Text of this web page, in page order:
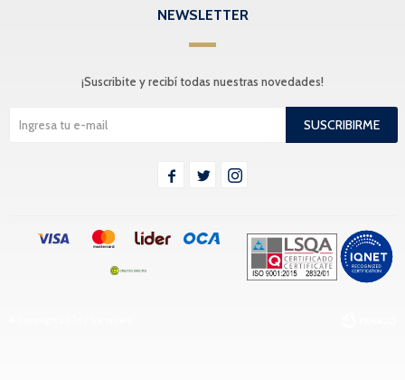
NEWSLETTER
¡Suscribite y recibí todas nuestras novedades!
SUSCRIBIRME
  